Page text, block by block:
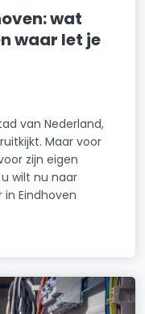
wat
waar let je
van Nederland,
Maar voor
zijn eigen
wilt nu naar
Eindhoven